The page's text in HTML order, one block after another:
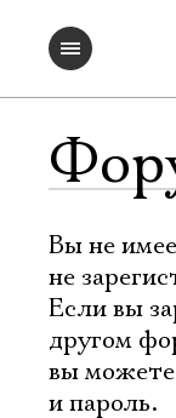
Вы не
не
Если вы
другом
вы можете
и пароль.